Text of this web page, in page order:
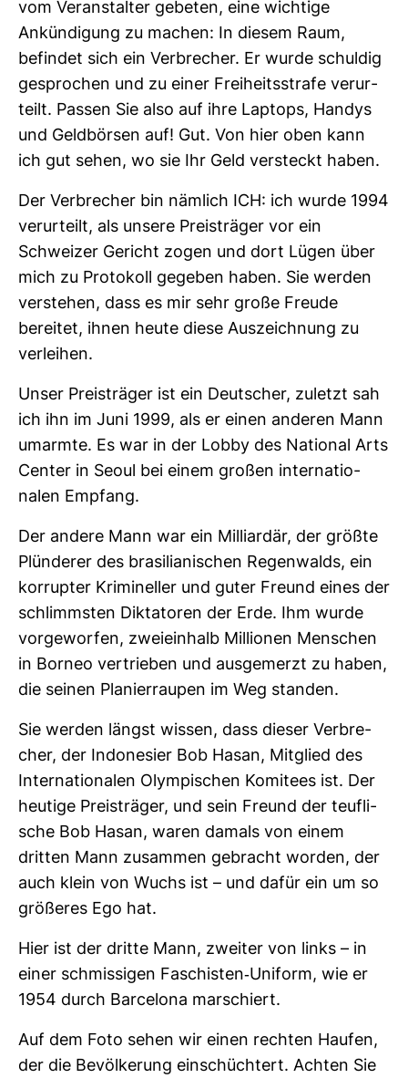
vom Ver­an­stalter gebeten, eine wich­tige
Ankün­di­gung zu machen: In diesem Raum,
befindet sich ein Ver­bre­cher. Er wurde schuldig
gespro­chen und zu einer Frei­heits­strafe ver­ur­
teilt. Passen Sie also auf ihre Lap­tops, Handys
und Geld­börsen auf! Gut. Von hier oben kann
ich gut sehen, wo sie Ihr Geld ver­steckt haben.
Der Ver­bre­cher bin näm­lich ICH: ich wurde 1994
ver­ur­teilt, als unsere Preis­träger vor ein
Schweizer Gericht zogen und dort Lügen über
mich zu Pro­to­koll gegeben haben. Sie werden
ver­stehen, dass es mir sehr große Freude
bereitet, ihnen heute diese Aus­zeich­nung zu
ver­leihen.
Unser Preis­träger ist ein Deut­scher, zuletzt sah
ich ihn im Juni 1999, als er einen anderen Mann
umarmte. Es war in der Lobby des National Arts
Center in Seoul bei einem großen inter­na­tio­
nalen Emp­fang.
Der andere Mann war ein Mil­li­ardär, der größte
Plün­derer des bra­si­lia­ni­schen Regen­walds, ein
kor­rupter Kri­mi­neller und guter Freund eines der
schlimmsten Dik­ta­toren der Erde. Ihm wurde
vor­ge­worfen, zwei­ein­halb Mil­lionen Men­schen
in Borneo ver­trieben und aus­ge­merzt zu haben,
die seinen Pla­nier­raupen im Weg standen.
Sie werden längst wissen, dass dieser Ver­bre­
cher, der Indo­ne­sier Bob Hasan, Mit­glied des
Inter­na­tio­nalen Olym­pi­schen Komi­tees ist. Der
heu­tige Preis­träger, und sein Freund der teuf­li­
sche Bob Hasan, waren damals von einem
dritten Mann zusammen gebracht worden, der
auch klein von Wuchs ist – und dafür ein um so
grö­ßeres Ego hat.
Hier ist der dritte Mann, zweiter von links – in
einer schmis­sigen Faschisten-​Uni­form, wie er
1954 durch Bar­ce­lona mar­schiert.
Auf dem Foto sehen wir einen rechten Haufen,
der die Bevöl­ke­rung ein­schüch­tert. Achten Sie